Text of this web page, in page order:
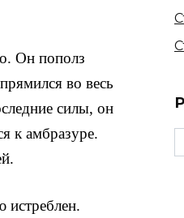
Он пополз
во весь
си­лы, он
к амбразуре.
истреблен.